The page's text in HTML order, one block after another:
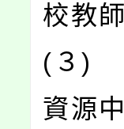
校教
(３)
資源